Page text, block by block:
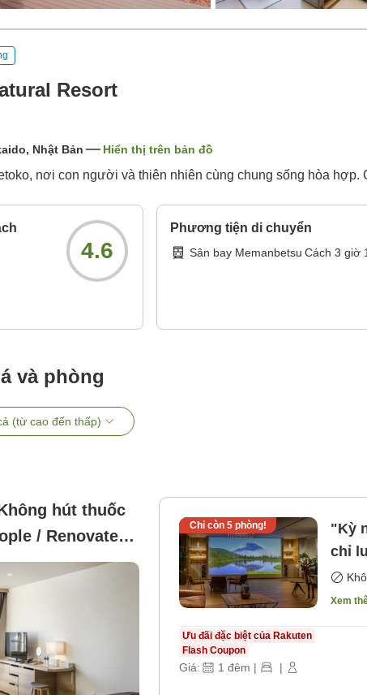
Resort
Nhật Bản Hiển thị trên bản đồ
nơi con người và thiên nhiên cùng chung sống hòa
4.6
Phương tiện di chuyển
Sân bay Memanbetsu Cách 3 giờ
và phòng
(từ cao đến thấp)
hút thuốc
/ Renovated
Chỉ còn 5phòng!
"Kỳ
chỉ
Xem
Ưu đãi đặc biệt của Rakuten
Flash Coupon
Giá: 1 đêm | |